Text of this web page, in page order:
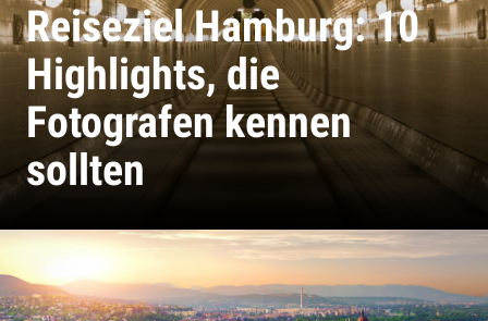
Reiseziel Hamburg: 10
Highlights, die
Fotografen kennen
sollten